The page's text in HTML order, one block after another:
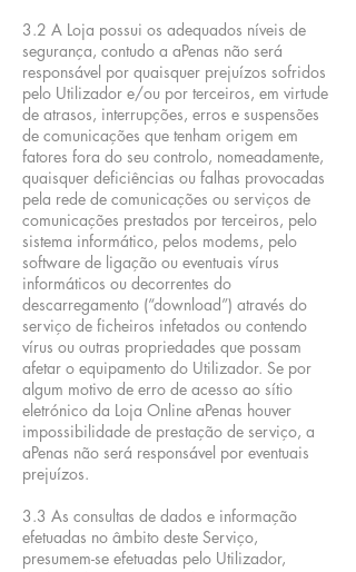
3.2 A Loja possui os adequados níveis de
segurança, contudo a aPenas não será
responsável por quaisquer prejuízos sofridos
pelo Utilizador e/ou por terceiros, em virtude
de atrasos, interrupções, erros e suspensões
de comunicações que tenham origem em
fatores fora do seu controlo, nomeadamente,
quaisquer deficiências ou falhas provocadas
pela rede de comunicações ou serviços de
comunicações prestados por terceiros, pelo
sistema informático, pelos modems, pelo
software de ligação ou eventuais vírus
informáticos ou decorrentes do
descarregamento (“download”) através do
serviço de ficheiros infetados ou contendo
vírus ou outras propriedades que possam
afetar o equipamento do Utilizador. Se por
algum motivo de erro de acesso ao sítio
eletrónico da Loja Online aPenas houver
impossibilidade de prestação de serviço, a
aPenas não será responsável por eventuais
prejuízos.
3.3 As consultas de dados e informação
efetuadas no âmbito deste Serviço,
presumem-se efetuadas pelo Utilizador,